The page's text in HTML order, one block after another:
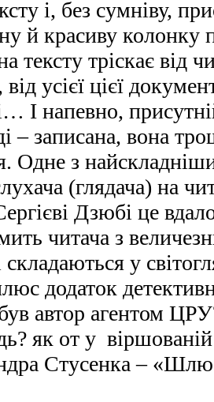
і, без сумніву,
й красиву колонку
тексту тріскає від
усієї цієї
І напевно,
– записана, вона
Одне з
(глядача) на
Дзюбі це
читача з
складаються у
додаток
автор агентом
як от у віршованій
Стусенка –